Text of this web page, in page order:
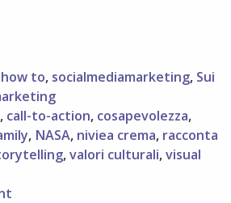
how to, socialmediamarketing, Sui
, call-to-action, cosapevolezza,
, NASA, niviea crema, racconta
,valori culturali,visual